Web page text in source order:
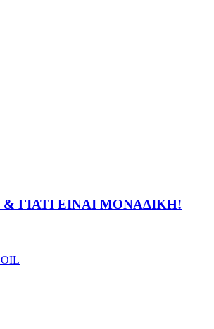
& ΓΙΑΤΙ ΕΙΝΑΙ ΜΟΝΑΔΙΚΗ!